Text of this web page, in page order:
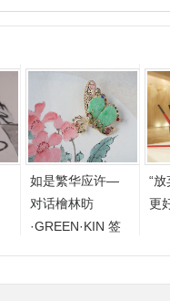
如是繁华应许—
对话檜林昉
·GREEN·KIN 签
“
更